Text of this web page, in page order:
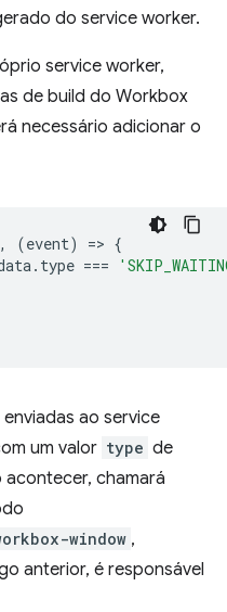
do service worker.
service worker,
de build do Workbox
necessário adicionar o
, (event) => {
. type ===
ao service
um valor type de
acontecer, chamará
window ,
anterior, é responsável